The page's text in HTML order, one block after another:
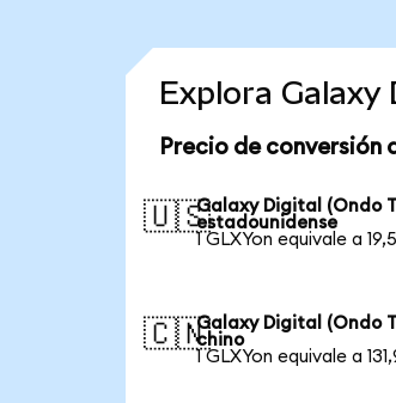
Explora
Precio de conversión
🇺🇸Galaxy Digital (Ondo
estadounidense
1 GLXYon equivale a
🇨🇳Galaxy Digital (Ondo
chino
1 GLXYon equivale a